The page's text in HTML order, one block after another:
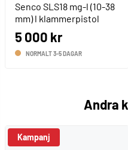
Senco SLS18 mg-l (10-38
mm) l klammerpistol
5 000 kr
NORMALT 3-5 DAGAR
Andra
Kampanj